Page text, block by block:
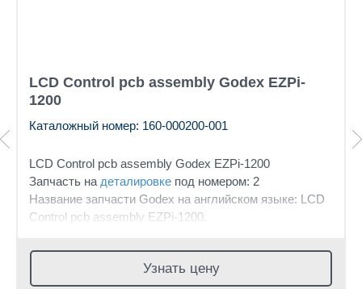
LCD Control pcb assembly Godex EZPi-
1200
Каталожный номер: 160-000200-001
LCD Control pcb assembly Godex EZPi-1200
Запчасть на деталировке под номером: 2
Название запчасти Godex на английском языке: LCD
Control pcb assembly EZPi-1200.
Узнать цену